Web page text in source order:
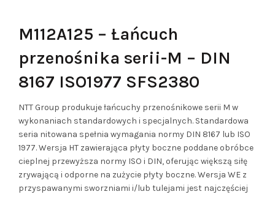
M112A125 – Łańcuch
przenośnika serii-M – DIN
8167 ISO1977 SFS2380
NTT Group produkuje łańcuchy przenośnikowe serii M w
wykonaniach standardowych i specjalnych. Standardowa
seria nitowana spełnia wymagania normy DIN 8167 lub ISO
1977. Wersja HT zawierająca płyty boczne poddane obróbce
cieplnej przewyższa normy ISO i DIN, oferując większą siłę
zrywającą i odporne na zużycie płyty boczne. Wersja WE z
przyspawanymi sworzniami i/lub tulejami jest najczęściej